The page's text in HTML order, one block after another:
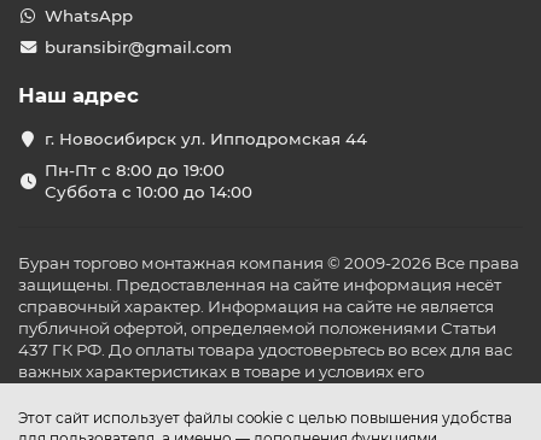
Этот сайт использует файлы cookie с целью повышения удобства
WhatsApp
buransibir@gmail.com
Наш адрес
г. Новосибирск ул. Ипподромская 44
Пн-Пт с 8:00 до 19:00
Суббота с 10:00 до 14:00
Буран торгово монтажная компания © 2009-2026 Все права
защищены. Предоставленная на сайте информация несёт
справочный характер. Информация на сайте не является
публичной офертой, определяемой положениями Статьи
437 ГК РФ. До оплаты товара удостоверьтесь во всех для вас
важных характеристиках в товаре и условиях его